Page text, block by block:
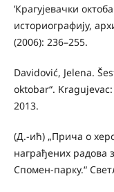
’Крагујевачки
историографију,
(2006): 236–255.
Davidović, Jelena.
oktobar“.
2013.
(Д.-ић) „Прича о
награђених радова
Спомен-парку.“